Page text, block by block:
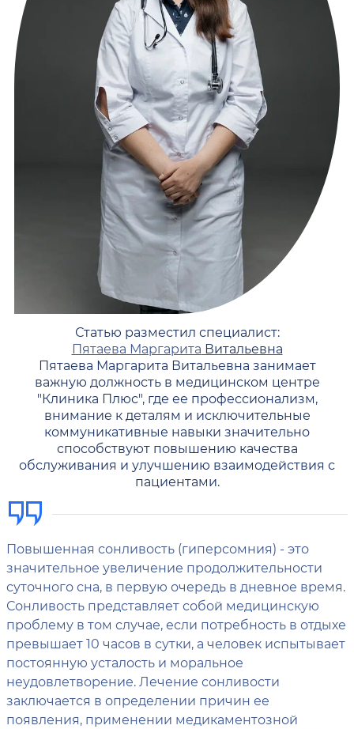
Статью разместил специалист:
Пятаева Маргарита Витальевна
Пятаева Маргарита Витальевна занимает
важную должность в медицинском центре
"Клиника Плюс", где ее профессионализм,
внимание к деталям и исключительные
коммуникативные навыки значительно
способствуют повышению качества
обслуживания и улучшению взаимодействия с
пациентами.
Повышенная сонливость (гиперсомния) - это
значительное увеличение продолжительности
суточного сна, в первую очередь в дневное время.
Сонливость представляет собой медицинскую
проблему в том случае, если потребность в отдыхе
превышает 10 часов в сутки, а человек испытывает
постоянную усталость и моральное
неудовлетворение. Лечение сонливости
заключается в определении причин ее
появления, применении медикаментозной